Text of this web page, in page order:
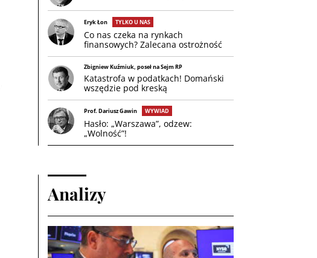
Eryk Łon TYLKO U NAS
Co nas czeka na rynkach
finansowych? Zalecana ostrożność
Zbigniew Kuźmiuk, poseł na Sejm RP
Katastrofa w podatkach! Domański
wszędzie pod kreską
Prof. Dariusz Gawin WYWIAD
Hasło: „Warszawa”, odzew:
„Wolność”!
Analizy